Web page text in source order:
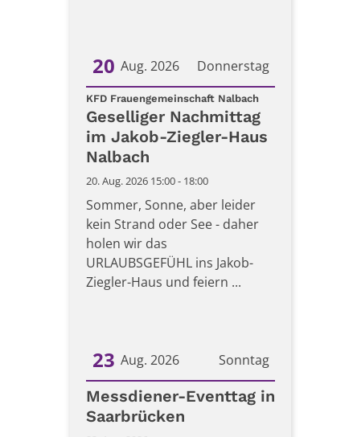
Donnerstag
20 Aug. 2026
Datum: 20. August 2026
KFD Frauengemeinschaft Nalbach:
Geselliger Nachmittag
im Jakob-Ziegler-Haus
Nalbach
20. Aug. 2026 15:00 - 18:00
Sommer, Sonne, aber leider
kein Strand oder See - daher
holen wir das
URLAUBSGEFÜHL ins Jakob-
Ziegler-Haus und feiern ...
Sonntag
23 Aug. 2026
Datum: 23. August 2026
Messdiener-Eventtag in
Saarbrücken